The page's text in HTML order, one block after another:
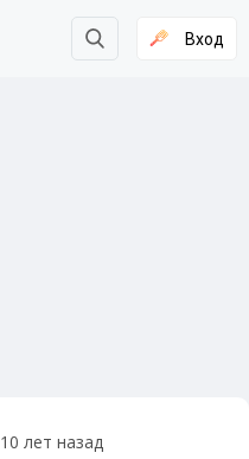
Вход
10 лет назад